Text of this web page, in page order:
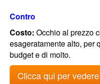
Contro
Costo: Occhio al prezzo
esageratamente alto, per
budget e di molto.
Clicca qui per